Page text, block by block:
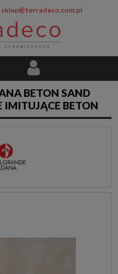
sklep@terradeco.com.pl
BETON SAND
IMITUJĄCE BETON